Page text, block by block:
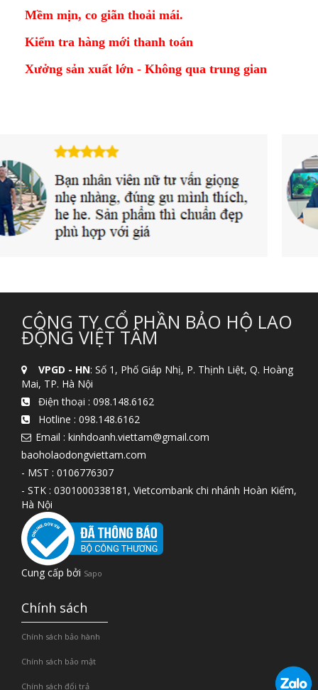
Mềm mịn, co giãn thoải mái.
Kiểm tra hàng mới thanh toán
Xưởng sản xuất lớn - Không qua trung gian
CÔNG TY CỔ PHẦN BẢO HỘ LAO
ĐỘNG VIỆT TÂM
VPGD - HN: Số 1, Phố Giáp Nhị, P. Thịnh Liệt, Q. Hoàng
Mai, TP. Hà Nội
Điện thoại : 098.148.6162
Hotline : 098.148.6162
Email : kinhdoanh.viettam@gmail.com
baoholaodongviettam.com
- MST : 0106776307
- STK : 0301000338181, Vietcombank chi nhánh Hoàn Kiếm,
Hà Nội
Cung cấp bởi Sapo
Chính sách
Chính sách bảo hành
Chính sách bảo mật
Chính sách đổi trả